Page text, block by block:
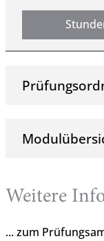
Weitere
... zum